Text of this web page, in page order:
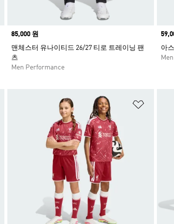
Price
85,000 원
맨체스터 유나이티드 26/27 티로 트레이닝 팬
츠
Men Performance
아
위시리